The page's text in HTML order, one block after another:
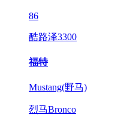
86
酷路泽3300
福特
Mustang(野马)
烈马Bronco